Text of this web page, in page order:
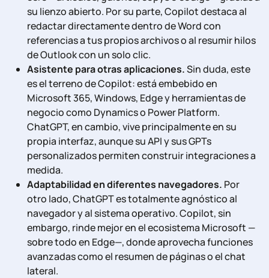
su lienzo abierto. Por su parte, Copilot destaca al
redactar directamente dentro de Word con
referencias a tus propios archivos o al resumir hilos
de Outlook con un solo clic.
Asistente para otras aplicaciones.Sin duda, este
es el terreno de Copilot: está embebido en
Microsoft 365, Windows, Edge y herramientas de
negocio como Dynamics o Power Platform.
ChatGPT, en cambio, vive principalmente en su
propia interfaz, aunque su API y sus GPTs
personalizados permiten construir integraciones a
medida.
Adaptabilidad en diferentes navegadores. Por
otro lado, ChatGPT es totalmente agnóstico al
navegador y al sistema operativo. Copilot, sin
embargo, rinde mejor en el ecosistema Microsoft —
sobre todo en Edge—, donde aprovecha funciones
avanzadas como el resumen de páginas o el chat
lateral.